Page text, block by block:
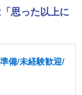
思った以上に
備/未経験歓迎/